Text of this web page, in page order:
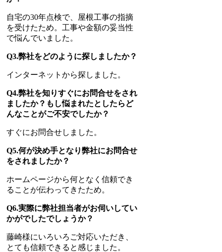
自宅の30年点検で、屋根工事の指摘
を受けたため。工事や金額の妥当性
で悩んでいました。
Q3.弊社をどのように探しましたか？
インターネットから探しました。
Q4.弊社を知りすぐにお問合せをされ
ましたか？もし悩まれたとしたらど
んなことがご不安でしたか？
すぐにお問合せしました。
Q5.何が決め手となり弊社にお問合せ
をされましたか？
ホームページから何となく信頼でき
ることが伝わってきたため。
Q6.実際に弊社担当者がお伺いしてい
かがでしたでしょうか？
藤崎様にいろいろご対応いただき、
とても信頼できると感じました。